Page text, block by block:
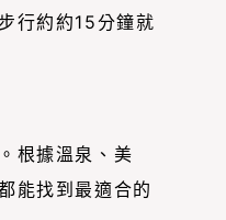
行約約15分鐘就
根據溫泉、美
能找到最適合的